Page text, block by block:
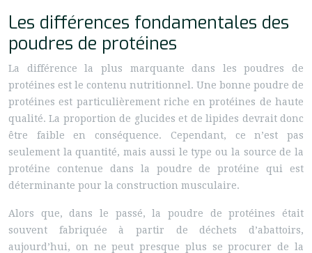
Les différences fondamentales des
poudres de protéines
La différence la plus marquante dans les poudres de
protéines est le contenu nutritionnel. Une bonne poudre de
protéines est particulièrement riche en protéines de haute
qualité. La proportion de glucides et de lipides devrait donc
être faible en conséquence. Cependant, ce n’est pas
seulement la quantité, mais aussi le type ou la source de la
protéine contenue dans la poudre de protéine qui est
déterminante pour la construction musculaire.
Alors que, dans le passé, la poudre de protéines était
souvent fabriquée à partir de déchets d’abattoirs,
aujourd’hui, on ne peut presque plus se procurer de la